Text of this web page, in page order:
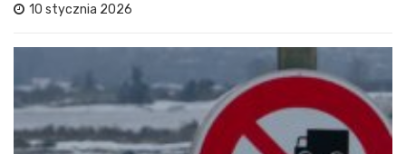
10 stycznia 2026